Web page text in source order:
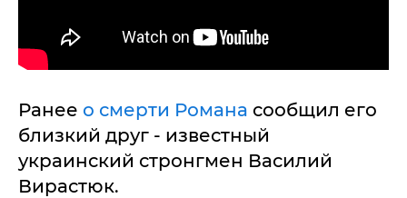
Ранее о смерти Романа сообщил его
близкий друг - известный
украинский стронгмен Василий
Вирастюк.